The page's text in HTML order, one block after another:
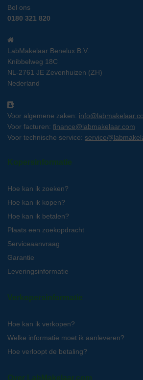
Bel ons
0180 321 820
LabMakelaar Benelux B.V.
Knibbelweg 18C
NL-2761 JE Zevenhuizen (ZH)
Nederland
Voor algemene zaken:
Voor facturen: finance@labmakelaar.com
Voor technische service:
Kopersinformatie
Hoe kan ik zoeken?
Hoe kan ik kopen?
Hoe kan ik betalen?
Plaats een zoekopdracht
Serviceaanvraag
Garantie
Leveringsinformatie
Verkopersinformatie
Hoe kan ik verkopen?
Welke informatie moet ik aanleveren?
Hoe verloopt de betaling?
Over LabMakelaar.com